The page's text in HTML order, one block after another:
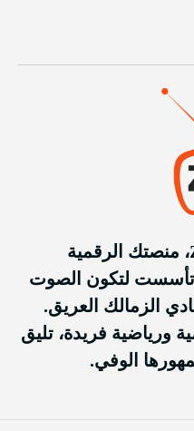
مرحباً بك في Zamalek TV، منصتك الرقمية
تأسست لتكون الصوت
الزمالك العريق.
ورياضية فريدة، تليق
الوفي.